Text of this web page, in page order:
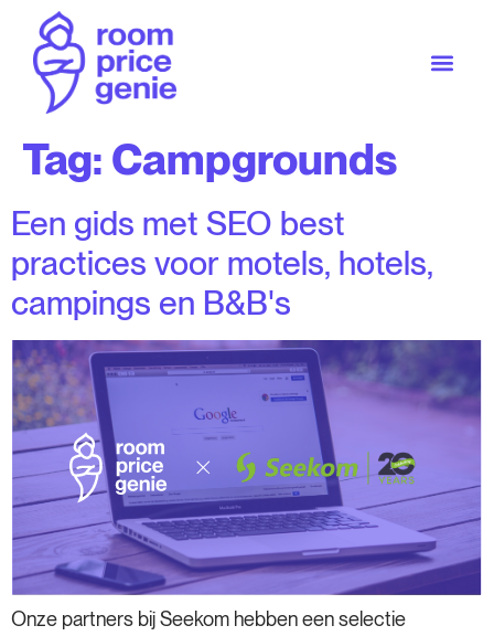
Tag: Campgrounds
Een gids met SEO best
practices voor motels, hotels,
campings en B&B's
Onze partners bij Seekom hebben een selectie